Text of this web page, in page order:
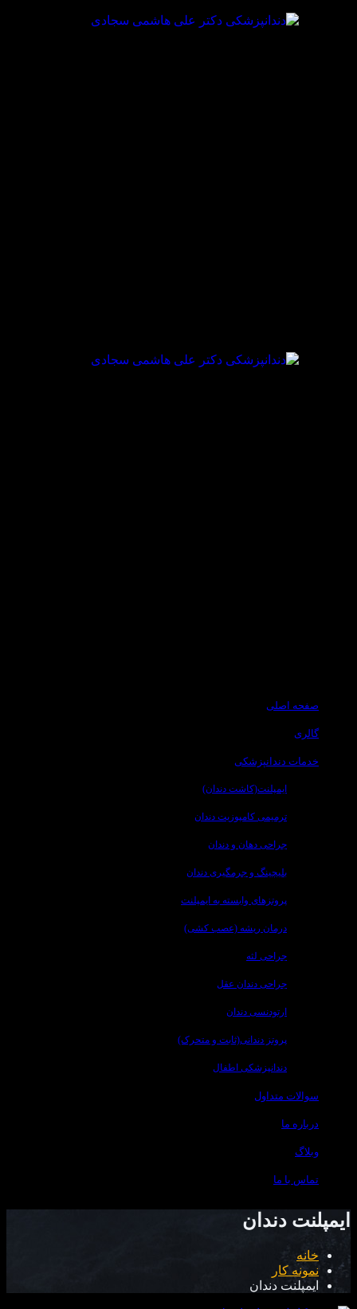
صفحه اصلی
گالری
خدمات دندانپزشکی
ایمپلنت(کاشت دندان)
ترمیمی کامپوزیت دندان
جراحی دهان و دندان
بلیچینگ و جرمگیری دندان
پروتزهای وابسته به ایمپلنت
درمان ریشه (عصب کشی)
جراحی لثه
جراحی دندان عقل
ارتودنسی دندان
پروتز دندانی(ثابت و متحرک)
دندانپزشکی اطفال
سوالات متداول
درباره ما
وبلاگ
تماس با ما
ایمپلنت دندان
خانه
نمونه کار
ایمپلنت دندان